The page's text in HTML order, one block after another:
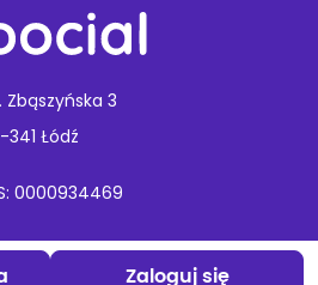
Zaloguj się
Zbąszyńska 3
341 Łódź
0000934469
© 2026 Animal Care.
prawa zastrzeżone